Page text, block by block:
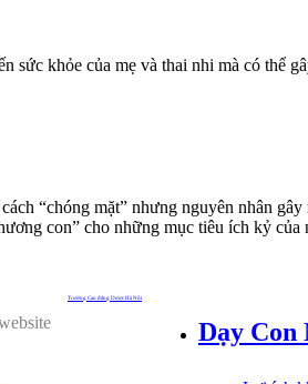
sức khỏe của mẹ và thai nhi mà có thể
“chóng mặt” nhưng nguyên nhân
con” cho những mục tiêu ích kỷ
Dạy Con
Trường Cao đẳng Dược Hà Nội